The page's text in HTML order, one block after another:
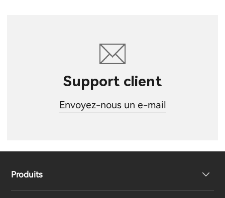
Support client
Envoyez-nous un e-mail
Produits